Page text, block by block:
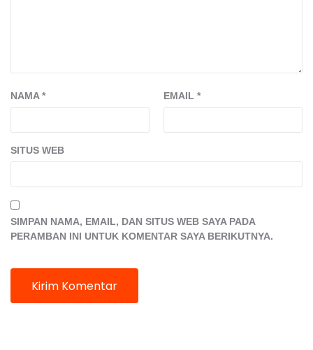
NAMA* EMAIL *
SITUS WEB
SIMPAN NAMA, EMAIL, DAN SITUS WEB SAYA PADA
PERAMBAN INI UNTUK KOMENTAR SAYA BERIKUTNYA.